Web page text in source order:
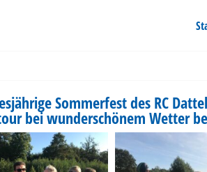
Sommerfest des RC
bei wunderschönem Wetter